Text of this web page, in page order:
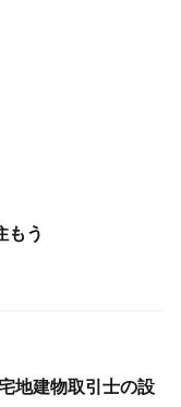
もう
地建物取引士の設